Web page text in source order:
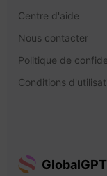
Centre d'aide
Nous contacter
Politique de
Conditions
GlobalGPT